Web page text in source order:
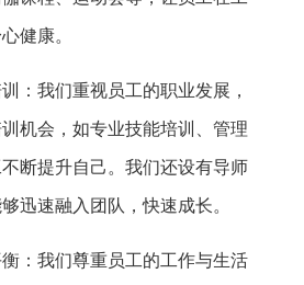
健康。
：我们重视员工的职业发展，
机会，如专业技能培训、管理
断提升自己。我们还设有导师
迅速融入团队，快速成长。
：我们尊重员工的工作与生活